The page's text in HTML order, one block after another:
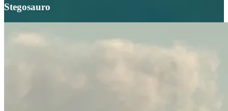
Stegosauro